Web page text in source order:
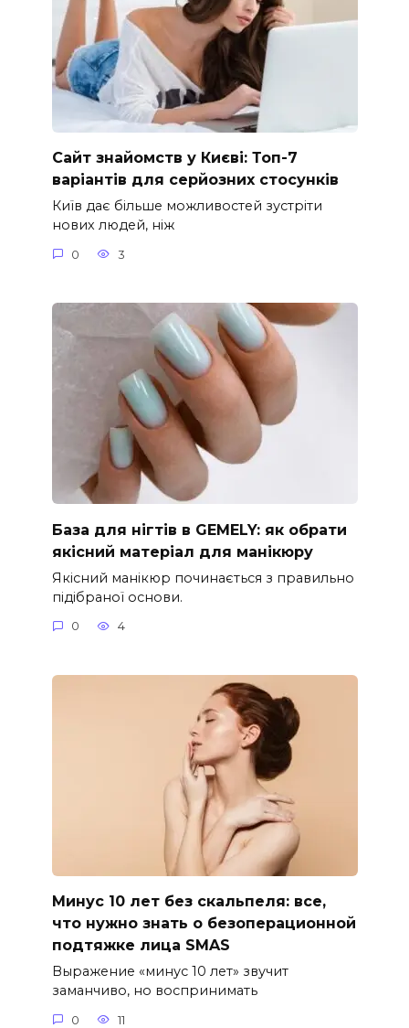
Сайт знайомств у Києві: Топ-7
варіантів для серйозних стосунків
Київ дає більше можливостей зустріти
нових людей, ніж
0 3
База для нігтів в GEMELY: як обрати
якісний матеріал для манікюру
Якісний манікюр починається з правильно
підібраної основи.
0 4
Минус 10 лет без скальпеля: все,
что нужно знать о безоперационной
подтяжке лица SMAS
Выражение «минус 10 лет» звучит
заманчиво, но воспринимать
0 11